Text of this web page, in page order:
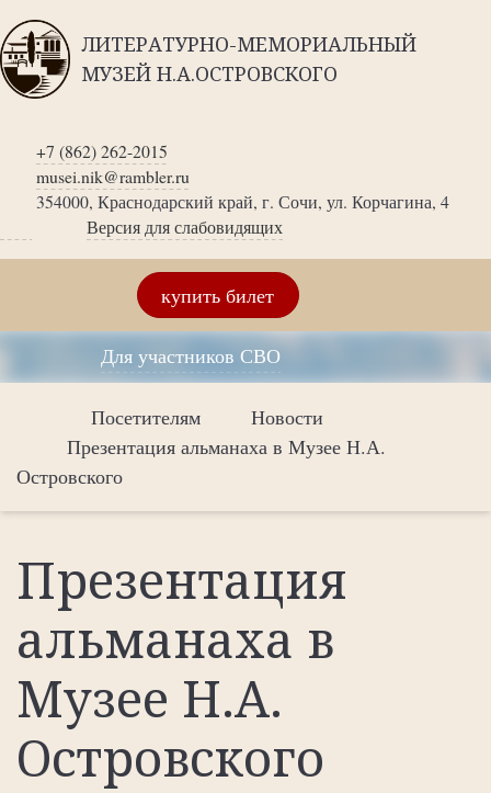
ЛИТЕРАТУРНО-МЕМОРИАЛЬНЫЙ
МУЗЕЙ Н.А.ОСТРОВСКОГО
+7 (862) 262-2015
musei.nik@rambler.ru
354000, Краснодарский край, г. Сочи, ул. Корчагина, 4
Версия для слабовидящих
купить билет
Для участников СВО
Посетителям
Новости
Презентация альманаха в Музее Н.А.
Островского
Презентация
альманаха в
Музее Н.А.
Островского